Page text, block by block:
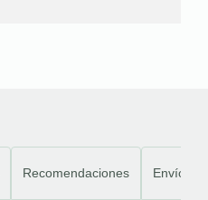
Recomendaciones Envíos